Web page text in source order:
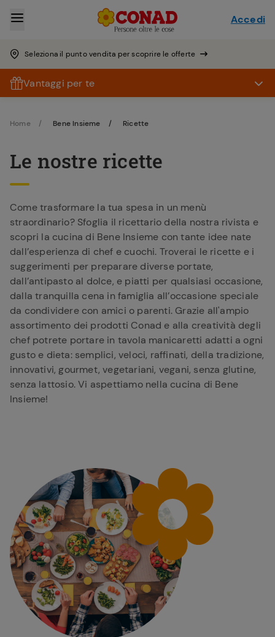
Seleziona il punto vendita per scoprire le offerte
Accedi
Vantaggi per te
Home Bene Insieme Ricette
Le nostre ricette
Come trasformare la tua spesa in un menù
straordinario? Sfoglia il ricettario della nostra rivista e
scopri la cucina di Bene Insieme con tante idee nate
dall’esperienza di chef e cuochi. Troverai le ricette e i
suggerimenti per preparare diverse portate,
dall’antipasto al dolce, e piatti per qualsiasi occasione,
dalla tranquilla cena in famiglia all’occasione speciale
da condividere con amici o parenti. Grazie all'ampio
assortimento dei prodotti Conad e alla creatività degli
chef potrete portare in tavola manicaretti adatti a ogni
gusto e dieta: semplici, veloci, raffinati, della tradizione,
innovativi, gourmet, vegetariani, vegani, senza glutine,
senza lattosio. Vi aspettiamo nella cucina di Bene
Insieme!